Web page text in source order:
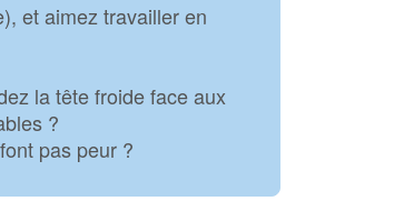
et aimez travailler en
la tête froide face aux
?
pas peur ?